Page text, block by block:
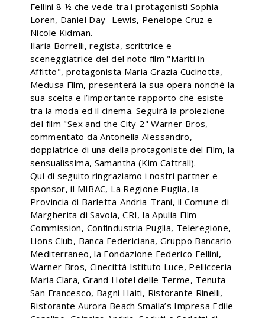
Fellini 8 ½ che vede tra i protagonisti Sophia
Loren, Daniel Day- Lewis, Penelope Cruz e
Nicole Kidman.
Ilaria Borrelli, regista, scrittrice e
sceneggiatrice del del noto film "Mariti in
Affitto", protagonista Maria Grazia Cucinotta,
Medusa Film, presenterà la sua opera nonché la
sua scelta e l’importante rapporto che esiste
tra la moda ed il cinema. Seguirà la proiezione
del film "Sex and the City 2" Warner Bros,
commentato da Antonella Alessandro,
doppiatrice di una della protagoniste del Film, la
sensualissima, Samantha (Kim Cattrall).
Qui di seguito ringraziamo i nostri partner e
sponsor, il MIBAC, La Regione Puglia, la
Provincia di Barletta-Andria-Trani, il Comune di
Margherita di Savoia, CRI, la Apulia Film
Commission, Confindustria Puglia, Teleregione,
Lions Club, Banca Federiciana, Gruppo Bancario
Mediterraneo, la Fondazione Federico Fellini,
Warner Bros, Cinecittà Istituto Luce, Pellicceria
Maria Clara, Grand Hotel delle Terme, Tenuta
San Francesco, Bagni Haiti, Ristorante Rinelli,
Ristorante Aurora Beach Smaila’s Impresa Edile